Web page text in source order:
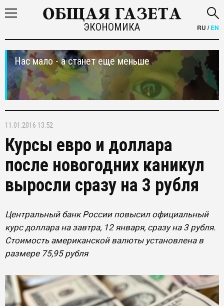
ЭКОНОМИКА RU /EN
Нас мало - а станет еще меньше
11.01.2016 13:52
Курсы евро и доллара
после новогодних каникул
выросли сразу на 3 рубля
Центральный банк России повысил официальный
курс доллара на завтра, 12 января, сразу на 3 рубля.
Стоимость американской валюты установлена в
размере 75,95 рубля